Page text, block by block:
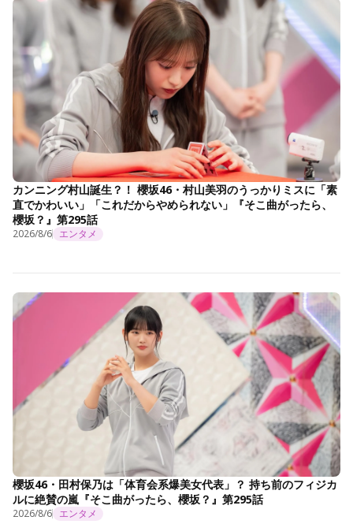
カンニング村山誕生？！ 櫻坂46・村山美羽のうっかりミスに「素
直でかわいい」「これだからやめられない」『そこ曲がったら、
櫻坂？』第295話
2026/8/6 エンタメ
櫻坂46・田村保乃は「体育会系爆美女代表」？ 持ち前のフィジカ
ルに絶賛の嵐『そこ曲がったら、櫻坂？』第295話
2026/8/6 エンタメ